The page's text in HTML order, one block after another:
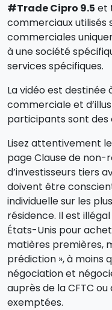
#Trade Cipro 9.5 et
commerciaux utilisés
commerciales
à une société
services spécifiques.
La vidéo est
commerciale et
participants sont des
Lisez attentivement
page Clause de
d’investisseurs tiers
doivent être
individuelle sur les
résidence. Il est
États-Unis pour
matières premières,
prédiction », à moins
négociation et
auprès de la CFTC
exemptées.